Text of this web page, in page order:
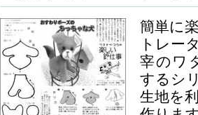
簡単に
トレー
宰のワ
するシ
生地を